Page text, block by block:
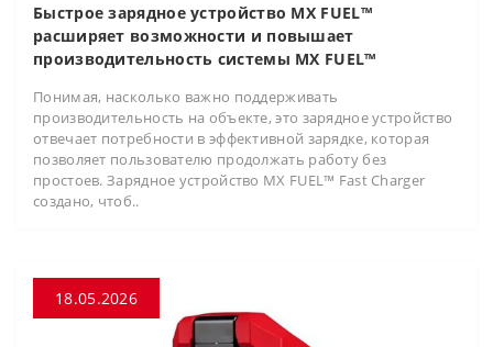
Быстрое зарядное устройство MX FUEL™
расширяет возможности и повышает
производительность системы MX FUEL™
Понимая, насколько важно поддерживать
производительность на объекте, это зарядное устройство
отвечает потребности в эффективной зарядке, которая
позволяет пользователю продолжать работу без
простоев. Зарядное устройство MX FUEL™ Fast Charger
создано, чтоб..
18.05.2026